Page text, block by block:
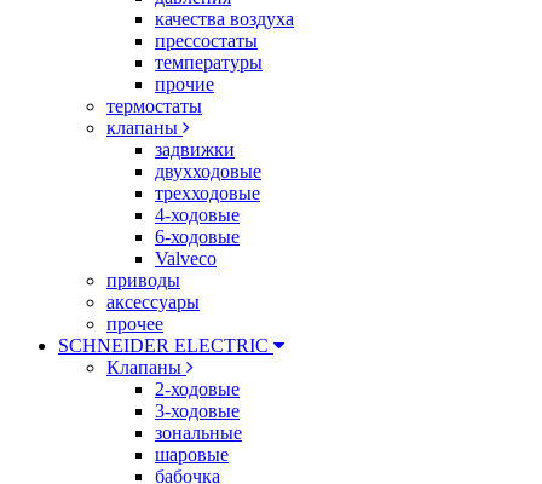
качества воздуха
прессостаты
температуры
прочие
термостаты
клапаны
задвижки
двухходовые
трехходовые
4-ходовые
6-ходовые
Valveco
приводы
аксессуары
прочее
SCHNEIDER ELECTRIC
Клапаны
2-ходовые
3-ходовые
зональные
шаровые
бабочка